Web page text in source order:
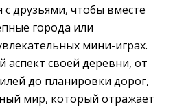
с друзьями, чтобы вместе
города или
мини-играх.
аспект своей деревни, от
до планировки дорог,
мир, который отражает